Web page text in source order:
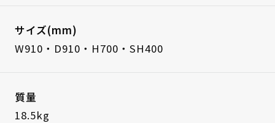
サイズ(mm)
W910・D910・H700・SH400
質量
18.5kg